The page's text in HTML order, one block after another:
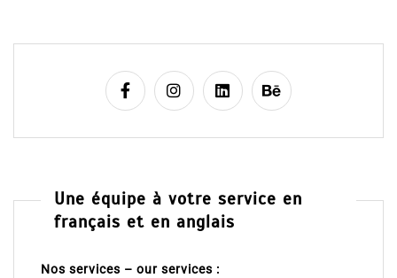
Une équipe à votre service en
français et en anglais
Nos services – our services :